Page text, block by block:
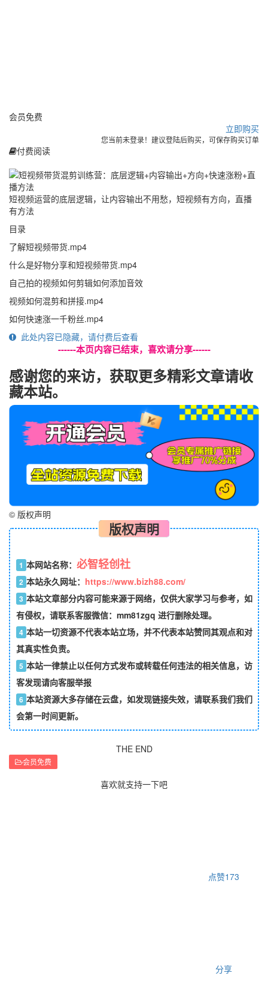
会员免费
立即购买
您当前未登录！建议登陆后购买，可保存购买订单
付费阅读
短视频运营的底层逻辑，让内容输出不用愁，短视频有方向，直播
有方法
目录
了解短视频带货.mp4
什么是好物分享和短视频带货.mp4
自己拍的视频如何剪辑如何添加音效
视频如何混剪和拼接.mp4
如何快速涨一千粉丝.mp4
此处内容已隐藏，请付费后查看
------本页内容已结束，喜欢请分享------
感谢您的来访，获取更多精彩文章请收
藏本站。
© 版权声明
版权声明
1 本网站名称： 必智轻创社
2 本站永久网址： https://www.bizh88.com/
3 本站文章部分内容可能来源于网络，仅供大家学习与参考，如
有侵权，请联系客服微信：mm81zgq 进行删除处理。
4 本站一切资源不代表本站立场，并不代表本站赞同其观点和对
其真实性负责。
5 本站一律禁止以任何方式发布或转载任何违法的相关信息，访
客发现请向客服举报
6 本站资源大多存储在云盘，如发现链接失效，请联系我们我们
会第一时间更新。
THE END
会员免费
喜欢就支持一下吧
点赞173
分享